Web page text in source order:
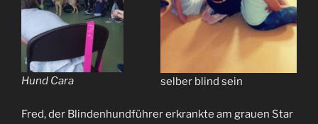
selber blind sein
Hund Cara
Fred, der Blindenhundführer erkrankte am grauen Star